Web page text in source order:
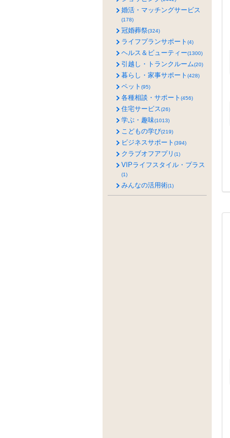
婚活・マッチングサービス
(178)
冠婚葬祭(324)
ライフプランサポート (4)
ヘルス＆ビューティー(1300)
引越し・トランクルーム(20)
暮らし・家事サポート (428)
ペット (95)
各種相談・サポート (456)
住宅サービス(26)
学ぶ・趣味(1013)
こどもの学び(219)
ビジネスサポート (394)
クラブオフアプリ (1)
VIPライフスタイル・プラス
(1)
みんなの活用術(1)